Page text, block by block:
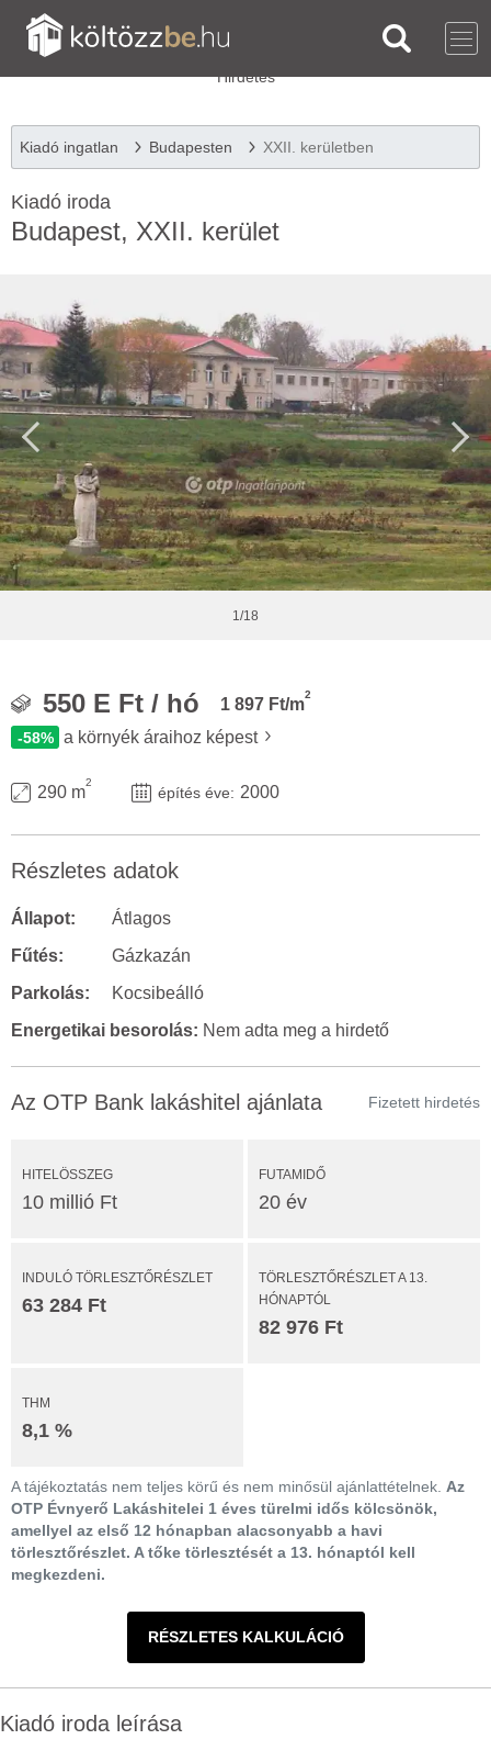
Kiadó ingatlan Budapesten XXII. kerületben
Kiadó iroda
Budapest, XXII. kerület
1/18
550 E Ft / hó 1 897 Ft/m
2
-58% a környék áraihoz képest
290 m
2
építés éve: 2000
Részletes adatok
Állapot:
Átlagos
Fűtés:
Gázkazán
Parkolás:
Kocsibeálló
Energetikai besorolás: Nem adta meg a hirdető
Az OTP Bank lakáshitel ajánlata Fizetett hirdetés
HITELÖSSZEG
10 millió Ft
FUTAMIDŐ
20 év
INDULÓ TÖRLESZTŐRÉSZLET
63 284 Ft
TÖRLESZTŐRÉSZLET A 13.
HÓNAPTÓL
82 976 Ft
THM
8,1 %
A tájékoztatás nem teljes körű és nem minősül ajánlattételnek. Az
OTP Évnyerő Lakáshitelei 1 éves türelmi idős kölcsönök,
amellyel az első 12 hónapban alacsonyabb a havi
törlesztőrészlet. A tőke törlesztését a 13. hónaptól kell
megkezdeni.
RÉSZLETES KALKULÁCIÓ
Kiadó iroda leírása